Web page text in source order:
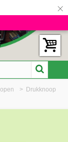
×
> Drukknoop